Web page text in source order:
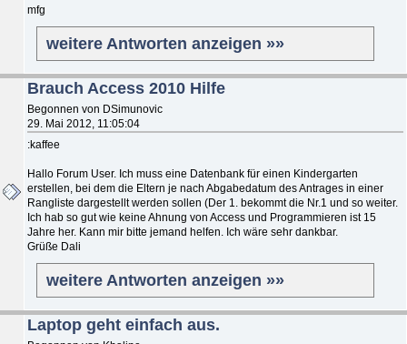
mfg
weitere Antworten anzeigen »»
Brauch Access 2010 Hilfe
Begonnen von DSimunovic
29. Mai 2012, 11:05:04
:kaffee
Hallo Forum User. Ich muss eine Datenbank für einen Kindergarten
erstellen, bei dem die Eltern je nach Abgabedatum des Antrages in einer
Rangliste dargestellt werden sollen (Der 1. bekommt die Nr.1 und so weiter.
Ich hab so gut wie keine Ahnung von Access und Programmieren ist 15
Jahre her. Kann mir bitte jemand helfen. Ich wäre sehr dankbar.
Grüße Dali
weitere Antworten anzeigen »»
Laptop geht einfach aus.